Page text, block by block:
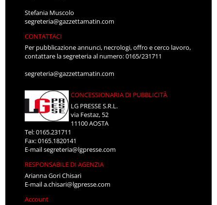
Stefania Muscolo
segreteria@gazzettamatin.com
CONTATTACI
Per pubblicazione annunci, necrologi, offro e cerco lavoro,
contattare la segreteria al numero: 0165/231711
segreteria@gazzettamatin.com
CONCESSIONARIA DI PUBBLICITÀ
LG PRESSE S.R.L.
via Festaz, 52
11100 AOSTA
Tel: 0165.231711
Fax: 0165.1820141
E-mailsegreteria@lgpresse.com
RESPONSABILE DI AGENZIA
Arianna Gori Chisari
E-maila.chisari@lgpresse.com
Account